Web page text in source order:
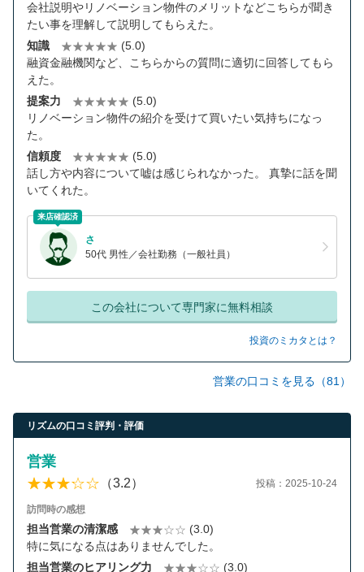
会社説明やリノベーション物件のメリットなどこちらが聞き
たい事を理解して説明してもらえた。
知識
(5.0)
融資金融機関など、こちらからの質問に適切に回答してもら
えた。
提案力
(5.0)
リノベーション物件の紹介を受けて買いたい気持ちになっ
た。
信頼度
(5.0)
話し方や内容について嘘は感じられなかった。 真摯に話を聞
いてくれた。
来店確認済
さ
50代 男性／会社勤務（一般社員）
この会社について専門家に無料相談
投資のミカタとは？
営業の口コミを見る（81）
リズムの口コミ評判・評価
営業
（3.2） 投稿：2025-10-24
訪問時の感想
担当営業の清潔感
(3.0)
特に気になる点はありませんでした。
担当営業のヒアリング力
(3.0)